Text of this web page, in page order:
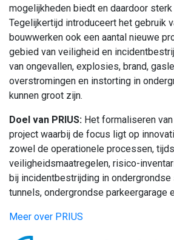
mogelijkheden biedt en daardoor
Tegelijkertijd introduceert het gebruik
bouwwerken ook een aantal nieuwe
gebied van veiligheid en
van ongevallen, explosies, brand,
overstromingen en instorting in
kunnen groot zijn.
Doel van PRIUS: Het formaliseren
project waarbij de focus ligt op
zowel de operationele processen,
veiligheidsmaatregelen, risico-
bij incidentbestrijding in
tunnels, ondergrondse parkeergarage
Meer over PRIUS